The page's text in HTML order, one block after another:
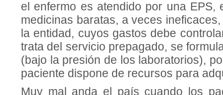
el enfermo es atendido por una EPS,
medicinas baratas, a veces
la entidad, cuyos gastos debe
trata del servicio prepagado, se
(bajo la presión de los laboratorios),
paciente dispone de recursos para
Muy mal anda el país cuando los